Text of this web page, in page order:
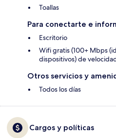
Toallas
Para conectarte e
Escritorio
Wifi gratis (100+ Mbps
dispositivos) de
Otros servicios y
Todos los días
Cargos y políticas